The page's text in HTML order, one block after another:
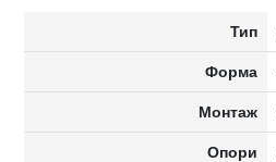
Тип
Форма
Монтаж
Опори